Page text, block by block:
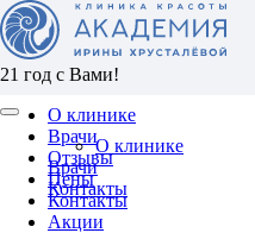
21 год с Вами!
О клинике
Врачи
Отзывы
Цены
Контакты
Акции
О клинике
Врачи
Контакты